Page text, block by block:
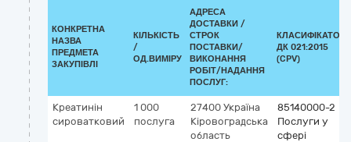
КОНКРЕТНА
НАЗВА
ПРЕДМЕТА
ЗАКУПІВЛІ
КІЛЬКІСТЬ
/
ОД.ВИМІРУ
АДРЕСА
ДОСТАВКИ /
СТРОК
ПОСТАВКИ/
ВИКОНАННЯ
РОБІТ/НАДАННЯ
ПОСЛУГ:
КЛАСИФІКАТОР
ДК 021:2015
(CPV)
Креатинін
сироватковий
1 000
послуга
27400 Україна
Кіровоградська
область
85140000-2
Послуги у
сфері